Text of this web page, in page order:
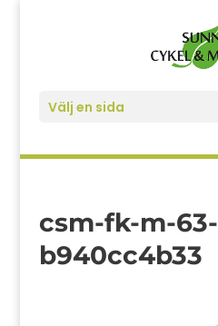
Välj en sida
csm-fk-m-63-
b940cc4b33